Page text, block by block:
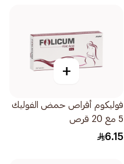
+
فوليكوم أقراص حمض الفوليك
5 مغ 20 قرص
6.15